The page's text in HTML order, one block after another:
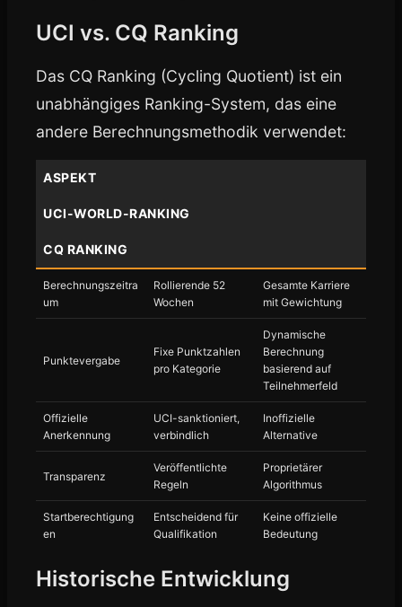
UCI vs. CQ Ranking
Das CQ Ranking (Cycling Quotient) ist ein
unabhängiges Ranking-System, das eine
andere Berechnungsmethodik verwendet:
ASPEKT
UCI-WORLD-RANKING
CQ RANKING
Berechnungszeitra
um
Rollierende 52
Wochen
Gesamte Karriere
mit Gewichtung
Punktevergabe
Fixe Punktzahlen
pro Kategorie
Dynamische
Berechnung
basierend auf
Teilnehmerfeld
Offizielle
Anerkennung
UCI-sanktioniert,
verbindlich
Inoffizielle
Alternative
Transparenz
Veröffentlichte
Regeln
Proprietärer
Algorithmus
Startberechtigung
en
Entscheidend für
Qualifikation
Keine offizielle
Bedeutung
Historische Entwicklung